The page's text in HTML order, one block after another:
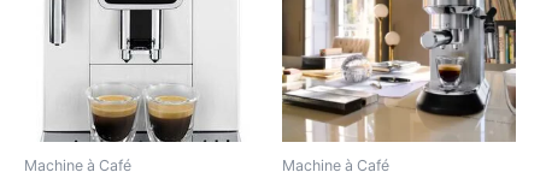
Machine à Café Machine à Café